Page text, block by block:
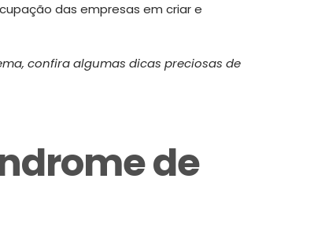
das empresas em criar e
confira algumas dicas preciosas de
de